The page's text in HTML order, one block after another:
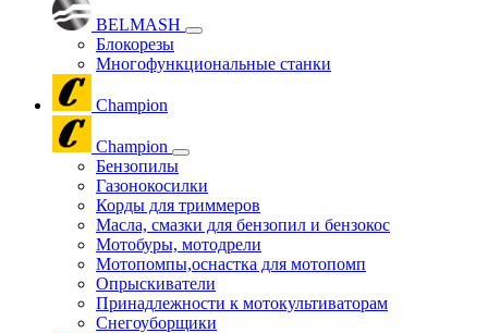
BELMASH
Блокорезы
Многофункциональные станки
Champion
Champion
Бензопилы
Газонокосилки
Корды для триммеров
Масла, смазки для бензопил и бензокос
Мотобуры, мотодрели
Мотопомпы,оснастка для мотопомп
Опрыскиватели
Принадлежности к мотокультиваторам
Снегоуборщики